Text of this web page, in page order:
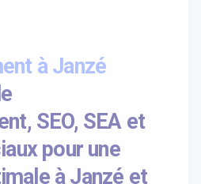
à Janzé
SEO, SEA et
pour une
à Janzé et